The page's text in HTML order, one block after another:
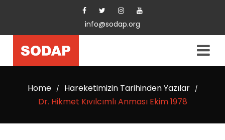
info@sodap.org
Home / Hareketimizin Tarihinden Yazılar /
Dr. Hikmet Kıvılcımlı Anması Ekim 1978